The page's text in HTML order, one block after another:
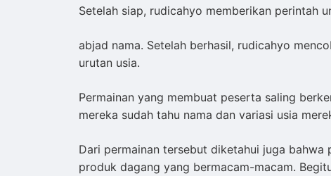
Setelah siap, rudicahyo memberikan perintah
abjad nama. Setelah berhasil, rudicahyo
urutan usia.
Permainan yang membuat peserta saling
mereka sudah tahu nama dan variasi usia
Dari permainan tersebut diketahui juga bahwa
produk dagang yang bermacam-macam.